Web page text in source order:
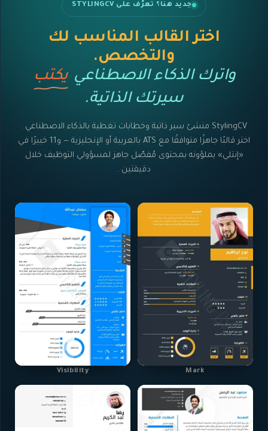
جديد هنا؟ تعرّف على STYLINGCV
اختر القالب المناسب لك
والتخصص.
واترك الذكاء الاصطناعي يكتب
سيرتك الذاتية.
StylingCV منشئ سير ذاتية وخطابات تغطية بالذكاء الاصطناعي .
اختر قالبًا جاهزًا متوافقًا مع ATS بالعربية أو الإنجليزية — و11 خبيرًا في
«إنتلي» يملؤونه بمحتوى مُفصّل جاهز لمسؤولي التوظيف خلال
دقيقتين .
Mark
Visibility